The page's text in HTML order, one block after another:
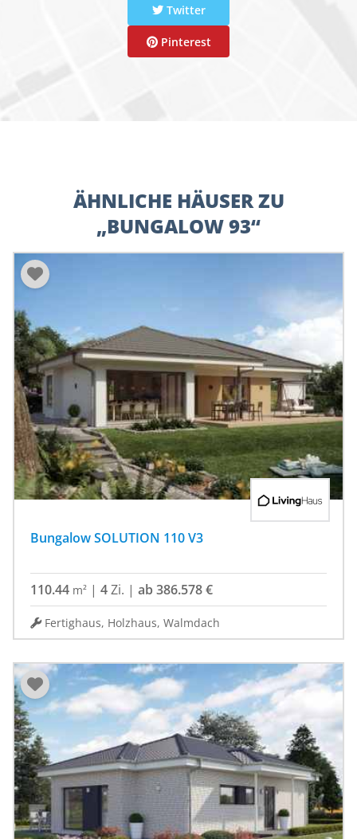
Twitter
Pinterest
ÄHNLICHE HÄUSER ZU
„BUNGALOW 93“
Bungalow SOLUTION 110 V3
110.44 m² | 4Zi. | ab 386.578 €
Fertighaus, Holzhaus, Walmdach